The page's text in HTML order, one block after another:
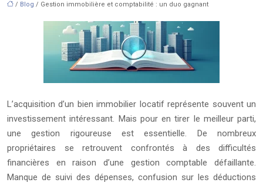
/ Blog / Gestion immobilière et comptabilité : un duo gagnant
L’acquisition d’un bien immobilier locatif représente souvent un
investissement intéressant. Mais pour en tirer le meilleur parti,
une gestion rigoureuse est essentielle. De nombreux
propriétaires se retrouvent confrontés à des difficultés
financières en raison d’une gestion comptable défaillante.
Manque de suivi des dépenses, confusion sur les déductions